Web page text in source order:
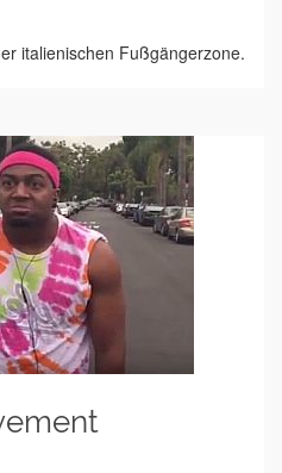
italienischen Fußgängerzone.